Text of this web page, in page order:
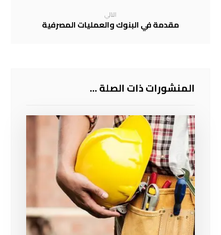
التالي
مقدمة في البنوك والعمليات المصرفية
المنشورات ذات الصلة ...